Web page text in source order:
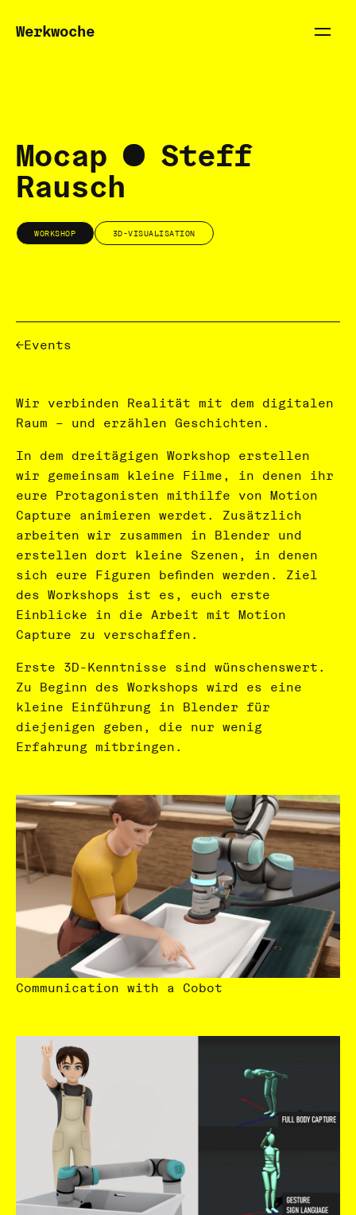
Werkwoche
Mocap Steff
Rausch
WORKSHOP 3D-VISUALISATION
Events
Wir verbinden Realität mit dem digitalen
Raum – und erzählen Geschichten.
In dem dreitägigen Workshop erstellen
wir gemeinsam kleine Filme, in denen ihr
eure Protagonisten mithilfe von Motion
Capture animieren werdet. Zusätzlich
arbeiten wir zusammen in Blender und
erstellen dort kleine Szenen, in denen
sich eure Figuren befinden werden. Ziel
des Workshops ist es, euch erste
Einblicke in die Arbeit mit Motion
Capture zu verschaffen.
Erste 3D-Kenntnisse sind wünschenswert.
Zu Beginn des Workshops wird es eine
kleine Einführung in Blender für
diejenigen geben, die nur wenig
Erfahrung mitbringen.
Communication with a Cobot